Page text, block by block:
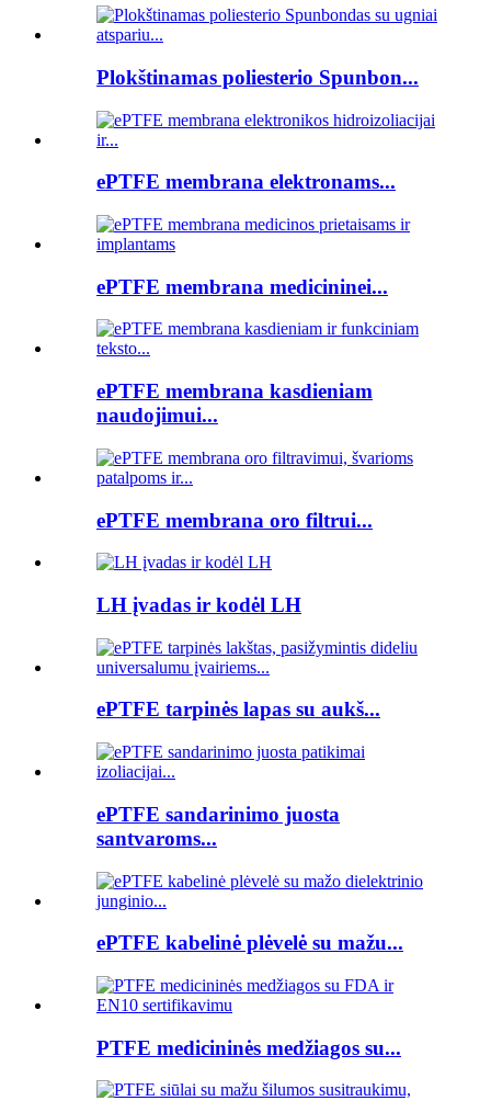
Plokštinamas poliesterio Spunbon...
ePTFE membrana elektronams...
ePTFE membrana medicininei...
ePTFE membrana kasdieniam
naudojimui...
ePTFE membrana oro filtrui...
LH įvadas ir kodėl LH
ePTFE tarpinės lapas su aukš...
ePTFE sandarinimo juosta
santvaroms...
ePTFE kabelinė plėvelė su mažu...
PTFE medicininės medžiagos su...